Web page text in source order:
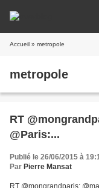
Accueil » metropole
metropole
RT
@Paris:...
Publié le 26/06/2015 à
Par Pierre Mansat
RT @mongrandparis: